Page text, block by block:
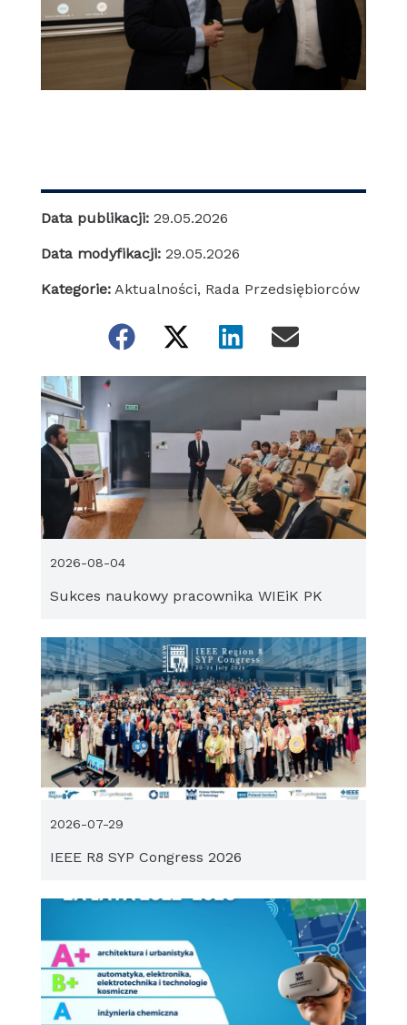
Data publikacji: 29.05.2026
Data modyfikacji: 29.05.2026
Kategorie: Aktualności, Rada Przedsiębiorców
Sukces naukowy pracownika WIEiK PK
2026-08-04
IEEE R8 SYP Congress 2026
2026-07-29